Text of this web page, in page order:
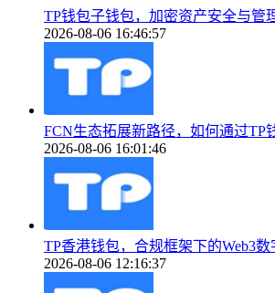
TP钱包子钱包，加密资产安全与管
2026-08-06 16:46:57
FCN生态拓展新路径，如何通过TP
2026-08-06 16:01:46
TP香港钱包，合规框架下的Web3
2026-08-06 12:16:37